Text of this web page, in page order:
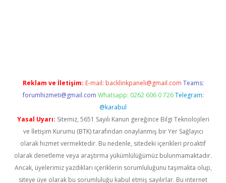
Reklam ve İletişim: E-mail: backlinkpaneli@gmail.com Teams:
forumhizmeti@gmail.com Whatsapp: 0262 606 0 726 Telegram:
@karabul
Yasal Uyarı: Sitemiz, 5651 Sayılı Kanun gereğince Bilgi Teknolojileri
ve İletişim Kurumu (BTK) tarafından onaylanmış bir Yer Sağlayıcı
olarak hizmet vermektedir. Bu nedenle, sitedeki içerikleri proaktif
olarak denetleme veya araştırma yükümlülüğümüz bulunmamaktadır.
Ancak, üyelerimiz yazdıkları içeriklerin sorumluluğunu taşımakta olup,
siteye üye olarak bu sorumluluğu kabul etmiş sayılırlar. Bu internet